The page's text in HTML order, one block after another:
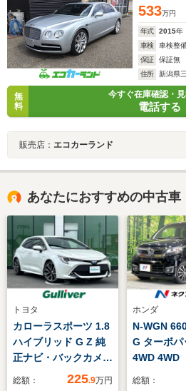
533万円
年式 2015年
車検
車検整
保証
保証無
住所
新潟県
無
料
今すぐ在庫確認・
電話する
販売店： エコカーランド
あなたにおすすめの中古車
トヨタ
カローラスポーツ 1.8
ハイブリッド G Z 純
正ナビ・バックカメ
ラ・フルセグテレビ・
総額： 225.9万円
ホンダ
N-WGN
G ターボパ
4WD
ビ バック
総額：